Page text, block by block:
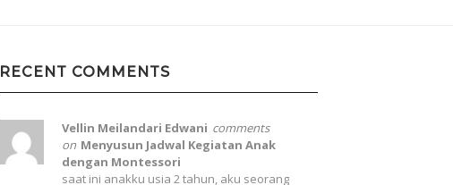
RECENT COMMENTS
Vellin Meilandari Edwani comments
on Menyusun Jadwal Kegiatan Anak
dengan Montessori
saat ini anakku usia 2 tahun, aku seorang